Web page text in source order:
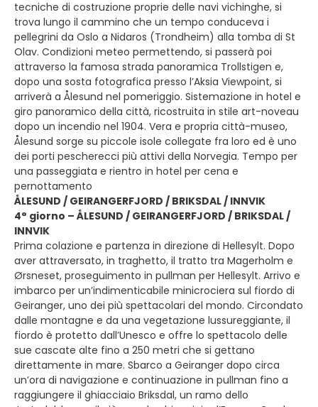
tecniche di costruzione proprie delle navi vichinghe, si
trova lungo il cammino che un tempo conduceva i
pellegrini da Oslo a Nidaros (Trondheim) alla tomba di St
Olav. Condizioni meteo permettendo, si passerà poi
attraverso la famosa strada panoramica Trollstigen e,
dopo una sosta fotografica presso l’Aksia Viewpoint, si
arriverà a Ålesund nel pomeriggio. Sistemazione in hotel e
giro panoramico della città, ricostruita in stile art-noveau
dopo un incendio nel 1904. Vera e propria città-museo,
Ålesund sorge su piccole isole collegate fra loro ed è uno
dei porti pescherecci più attivi della Norvegia. Tempo per
una passeggiata e rientro in hotel per cena e
pernottamento
ÅLESUND / GEIRANGERFJORD / BRIKSDAL / INNVIK
4° giorno – ÅLESUND / GEIRANGERFJORD / BRIKSDAL /
INNVIK
Prima colazione e partenza in direzione di Hellesylt. Dopo
aver attraversato, in traghetto, il tratto tra Magerholm e
Ørsneset, proseguimento in pullman per Hellesylt. Arrivo e
imbarco per un’indimenticabile minicrociera sul fiordo di
Geiranger, uno dei più spettacolari del mondo. Circondato
dalle montagne e da una vegetazione lussureggiante, il
fiordo è protetto dall’Unesco e offre lo spettacolo delle
sue cascate alte fino a 250 metri che si gettano
direttamente in mare. Sbarco a Geiranger dopo circa
un’ora di navigazione e continuazione in pullman fino a
raggiungere il ghiacciaio Briksdal, un ramo dello